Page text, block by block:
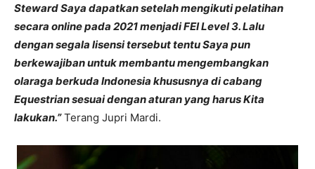
Steward Saya dapatkan setelah mengikuti pelatihan
secara online pada 2021 menjadi FEI Level 3. Lalu
dengan segala lisensi tersebut tentu Saya pun
berkewajiban untuk membantu mengembangkan
olaraga berkuda Indonesia khususnya di cabang
Equestrian sesuai dengan aturan yang harus Kita
lakukan.” Terang Jupri Mardi.